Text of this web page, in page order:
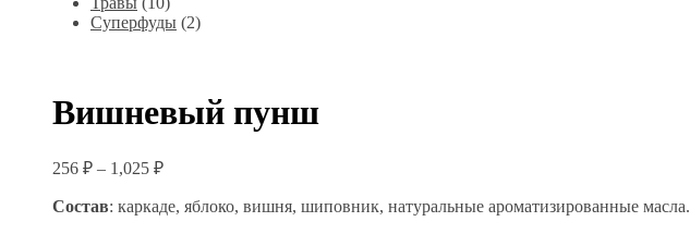
Суперфуды (2)
Вишневый пунш
256 ₽ – 1,025 ₽
Состав: каркаде, яблоко, вишня, шиповник, натуральные ароматизированные масла.